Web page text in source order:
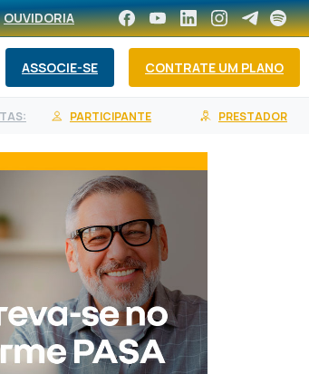
OUVIDORIA
ASSOCIE-SE CONTRATE UM PLANO
PARTICIPANTE PRESTADOR